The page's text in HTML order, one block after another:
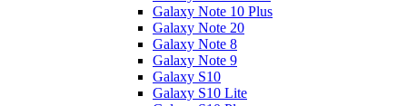
Galaxy Note 10 Plus
Galaxy Note 20
Galaxy Note 8
Galaxy Note 9
Galaxy S10
Galaxy S10 Lite